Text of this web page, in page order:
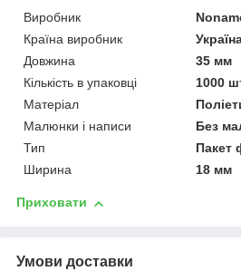
Виробник
Країна виробник
Довжина
35 мм
Кількість в упаковці
1000
Матеріал
Малюнки і написи
Без
Тип
Пакет
Ширина
18 мм
Приховати
Умови доставки